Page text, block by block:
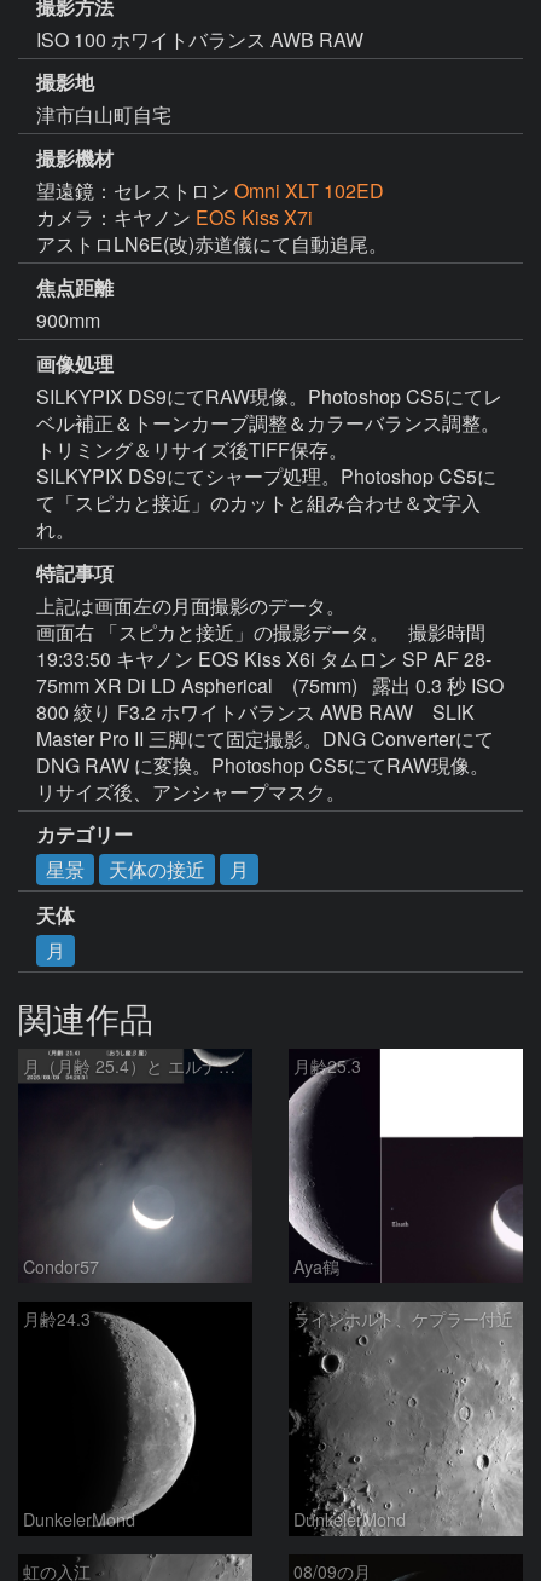
撮影方法
ISO 100 ホワイトバランス AWB RAW
撮影地
津市白山町自宅
撮影機材
望遠鏡：セレストロン Omni XLT 102ED
カメラ：キヤノン EOS Kiss X7i
アストロLN6E(改)赤道儀にて自動追尾。
焦点距離
900mm
画像処理
SILKYPIX DS9にてRAW現像。Photoshop CS5にてレ
ベル補正＆トーンカーブ調整＆カラーバランス調整。
トリミング＆リサイズ後TIFF保存。
SILKYPIX DS9にてシャープ処理。Photoshop CS5に
て「スピカと接近」のカットと組み合わせ＆文字入
れ。
特記事項
上記は画面左の月面撮影のデータ。
画面右 「スピカと接近」の撮影データ。　撮影時間
19:33:50 キヤノン EOS Kiss X6i タムロン SP AF 28-
75mm XR Di LD Aspherical　(75mm)   露出 0.3 秒 ISO
800 絞り F3.2 ホワイトバランス AWB RAW　SLIK
Master Pro II 三脚にて固定撮影。DNG Converterにて
DNG RAW に変換。Photoshop CS5にてRAW現像。
リサイズ後、アンシャープマスク。
カテゴリー
星景
天体の接近
月
天体
月
関連作品
月（月齢 25.4）と エルナト（おうし座β星）
Condor57
月齢25.3
Aya鶴
月齢24.3
DunkelerMond
ラインホルト、ケプラー付近
DunkelerMond
虹の入江 08/09の月